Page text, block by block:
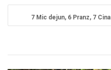
7 Mic dejun, 6 Pranz, 7 Cina